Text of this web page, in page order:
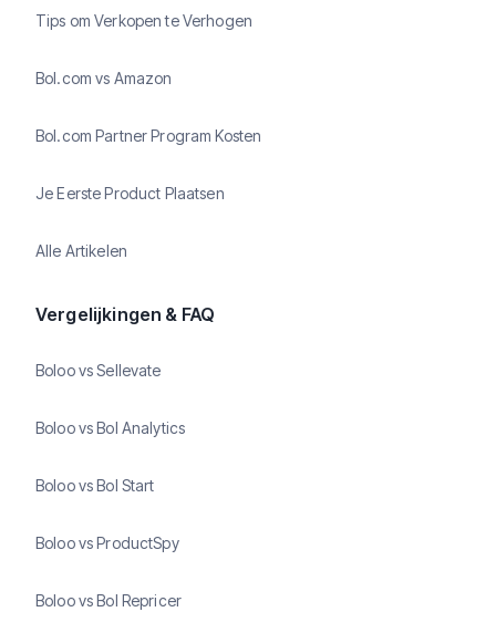
Tips om Verkopen te Verhogen
Bol.com vs Amazon
Bol.com Partner Program Kosten
Je Eerste Product Plaatsen
Alle Artikelen
Vergelijkingen & FAQ
Boloo vs Sellevate
Boloo vs Bol Analytics
Boloo vs Bol Start
Boloo vs ProductSpy
Boloo vs Bol Repricer